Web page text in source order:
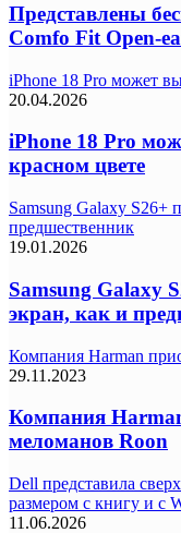
Представлены
Comfo Fit Open-
iPhone 18 Pro может
20.04.2026
iPhone 18 Pro
красном цвете
Samsung Galaxy S26+
предшественник
19.01.2026
Samsung Galaxy
экран, как и
Компания Harman
29.11.2023
Компания
меломанов Roon
Dell представила
размером с книгу и с
11.06.2026